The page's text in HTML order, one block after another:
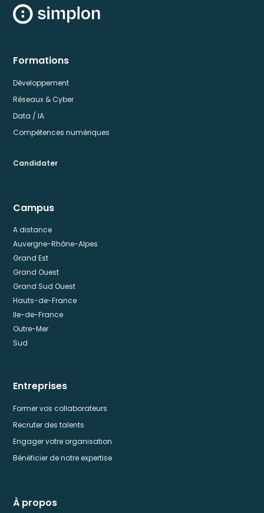
Formations
Développement
Réseaux & Cyber
Data / IA
Compétences numériques
Candidater
Campus
A distance
Auvergne-Rhône-Alpes
Grand Est
Grand Ouest
Grand Sud Ouest
Hauts-de-France
Ile-de-France
Outre-Mer
Sud
Entreprises
Former vos collaborateurs
Recruter des talents
Engager votre organisation
Bénéficier de notre expertise
À propos